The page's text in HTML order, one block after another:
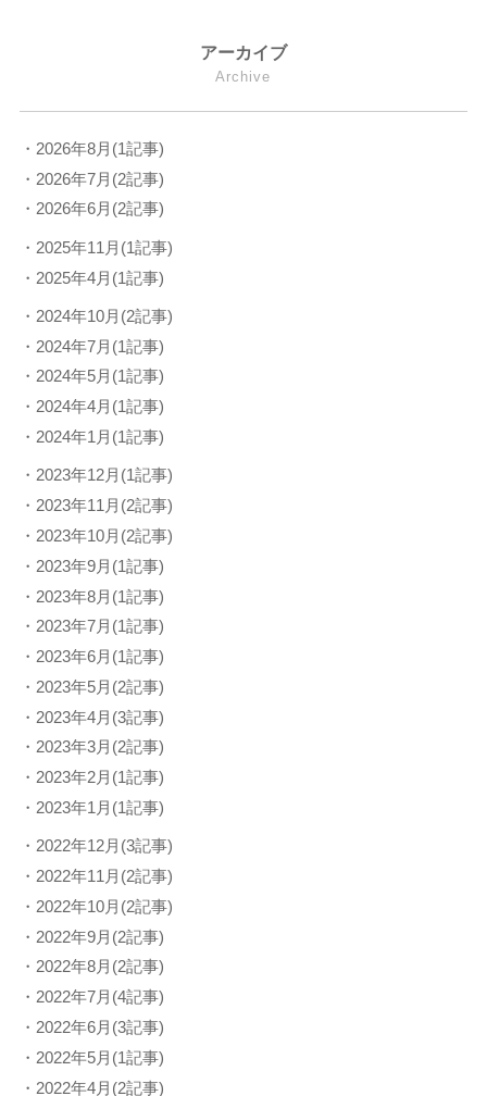
アーカイブ
Archive
・2026年8月(1記事)
・2026年7月(2記事)
・2026年6月(2記事)
・2025年11月(1記事)
・2025年4月(1記事)
・2024年10月(2記事)
・2024年7月(1記事)
・2024年5月(1記事)
・2024年4月(1記事)
・2024年1月(1記事)
・2023年12月(1記事)
・2023年11月(2記事)
・2023年10月(2記事)
・2023年9月(1記事)
・2023年8月(1記事)
・2023年7月(1記事)
・2023年6月(1記事)
・2023年5月(2記事)
・2023年4月(3記事)
・2023年3月(2記事)
・2023年2月(1記事)
・2023年1月(1記事)
・2022年12月(3記事)
・2022年11月(2記事)
・2022年10月(2記事)
・2022年9月(2記事)
・2022年8月(2記事)
・2022年7月(4記事)
・2022年6月(3記事)
・2022年5月(1記事)
・2022年4月(2記事)